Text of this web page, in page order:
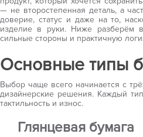
— не второстепенная деталь, а
доверие, статус и даже на то,
изделие в руки. Ниже разберём
сильные стороны и практичную
Основные типы
Выбор чаще всего начинается с
дизайнерские решения. Каждый
тактильность и износ.
Глянцевая бумага